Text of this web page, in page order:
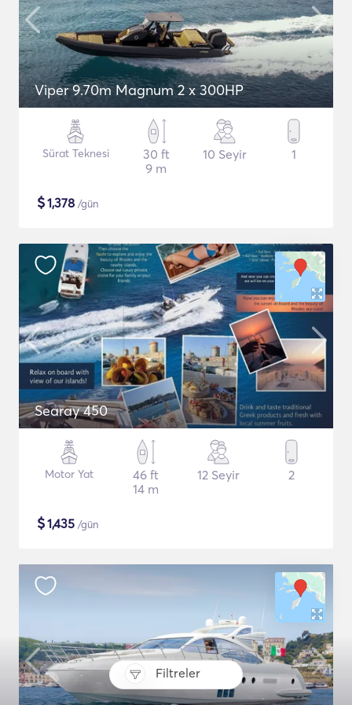
Filtreler
Viper 9.70m Magnum 2 x 300HP
Sürat Teknesi
30 ft
9 m
10 Seyir 1
$1,378 /gün
Searay 450
Motor Yat
46 ft
14 m
12 Seyir 2
$1,435 /gün